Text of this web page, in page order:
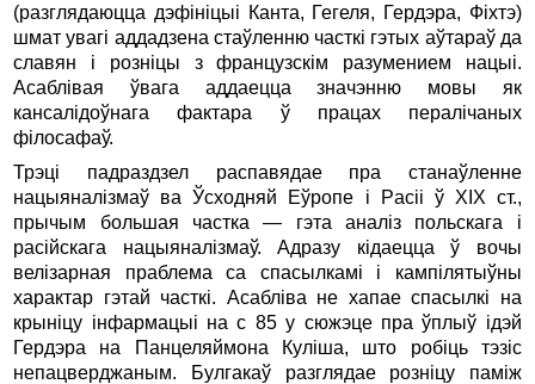
(разглядаюцца дэфініцыі Канта, Гегеля, Гердэра, Фіхтэ)
шмат увагі аддадзена стаўленню часткі гэтых аўтараў да
славян i розніцы з французскім разумением нацыі.
Асаблівая ўвага аддаецца значэнню мовы як
кансалідоўнага фактара ў працах пералічаных
філосафаў.
Трэці падраздзел распавядае пра станаўленне
нацыяналізмаў ва Ўсходняй Еўропе i Pacii ў XIX ст.,
прычым большая частка — гэта аналіз польскага i
расійскага нацыяналізмаў. Адразу кідаецца ў вочы
велізарная праблема са спасылкамі i кампілятыўны
характар гэтай часткі. Асабліва не хапае спасылкі на
крыніцу інфармацыі на с 85 у сюжэце пра ўплыў ідэй
Гердэра на Панцеляймона Куліша, што робіць тэзіс
непацверджаным. Булгакаў разглядае розніцу паміж